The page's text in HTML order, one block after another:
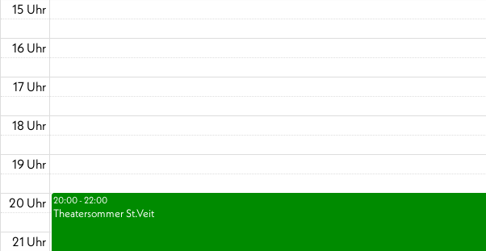
15 Uhr
16 Uhr
17 Uhr
18 Uhr
19 Uhr
20 Uhr
21 Uhr
20:00 - 22:00
Theatersommer St.Veit